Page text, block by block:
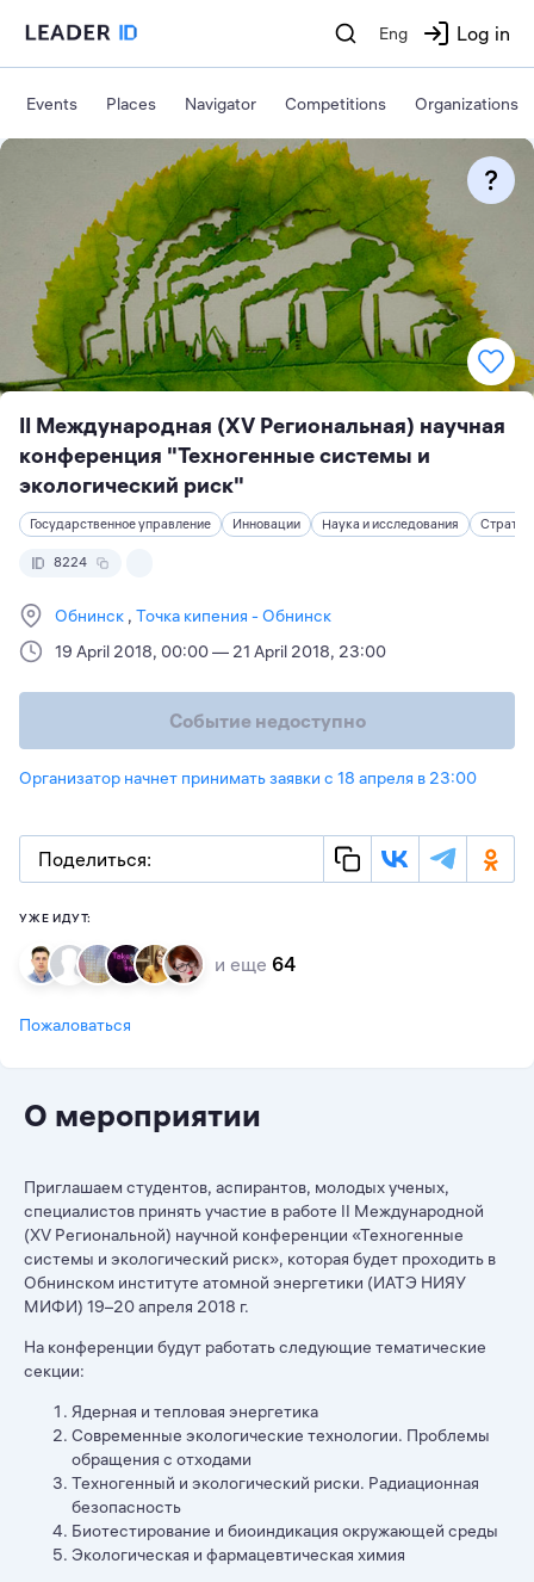
Eng Log in
Events Places Navigator Competitions Organizations
II Международная (XV Региональная) научная
конференция "Техногенные системы и
экологический риск"
Государственное управление Инновации Наука и исследования
8224
Обнинск Точка кипения - Обнинск
19 April 2018, 00:00 — 21 April 2018, 23:00
Событие недоступно
Организатор начнет принимать заявки с 18 апреля в 23:00
Поделиться:
УЖЕ ИДУТ:
и еще 64
Пожаловаться
О мероприятии
Приглашаем студентов, аспирантов, молодых ученых,
специалистов принять участие в работе II Международной
(XV Региональной) научной конференции «Техногенные
системы и экологический риск», которая будет проходить в
Обнинском институте атомной энергетики (ИАТЭ НИЯУ
МИФИ) 19–20апреля 2018 г.
На конференции будут работать следующие тематические
секции:
Ядерная и тепловая энергетика
Современные экологические технологии. Проблемы
обращения с отходами
Техногенный и экологический риски. Радиационная
безопасность
Биотестирование и биоиндикация окружающей среды
Экологическая и фармацевтическая химия